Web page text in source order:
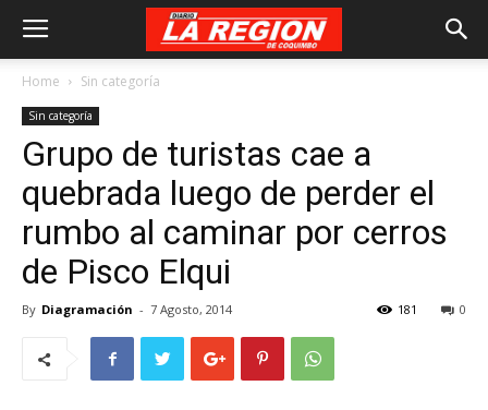
Home Sin categoría
Sin categoría
Grupo de turistas cae a
quebrada luego de perder el
rumbo al caminar por cerros
de Pisco Elqui
By Diagramación - 7 Agosto, 2014 0
181